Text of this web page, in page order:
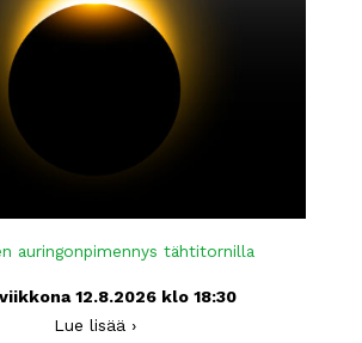
auringonpimennys tähtitornilla
12.8.2026 klo 18:30
Lue lisää ›